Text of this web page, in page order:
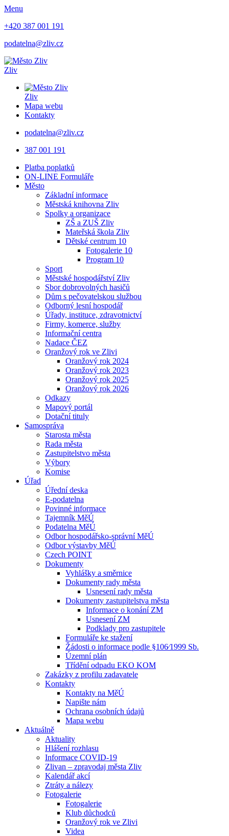
Menu
+420 387 001 191
podatelna@zliv.cz
Zliv
Zliv
Mapa webu
Kontakty
podatelna@zliv.cz
387 001 191
Platba poplatků
ON-LINE Formuláře
Město
Základní informace
Městská knihovna Zliv
Spolky a organizace
ZŠ a ZUŠ Zliv
Mateřská škola Zliv
Dětské centrum 10
Fotogalerie 10
Program 10
Sport
Městské hospodářství Zliv
Sbor dobrovolných hasičů
Dům s pečovatelskou službou
Odborný lesní hospodář
Úřady, instituce, zdravotnictví
Firmy, komerce, služby
Informační centra
Nadace ČEZ
Oranžový rok ve Zlivi
Oranžový rok 2024
Oranžový rok 2023
Oranžový rok 2025
Oranžový rok 2026
Odkazy
Mapový portál
Dotační tituly
Samospráva
Starosta města
Rada města
Zastupitelstvo města
Výbory
Komise
Úřad
Úřední deska
E-podatelna
Povinné informace
Tajemník MěÚ
Podatelna MěÚ
Odbor hospodářsko-správní MěÚ
Odbor výstavby MěÚ
Czech POINT
Dokumenty
Vyhlášky a směrnice
Dokumenty rady města
Usnesení rady města
Dokumenty zastupitelstva města
Informace o konání ZM
Usnesení ZM
Podklady pro zastupitele
Formuláře ke stažení
Žádosti o informace podle §106⁄1999 Sb.
Územní plán
Třídění odpadu EKO KOM
Zakázky z profilu zadavatele
Kontakty
Kontakty na MěÚ
Napište nám
Ochrana osobních údajů
Mapa webu
Aktuálně
Aktuality
Hlášení rozhlasu
Informace COVID-19
Zlivan – zpravodaj města Zliv
Kalendář akcí
Ztráty a nálezy
Fotogalerie
Fotogalerie
Klub důchodců
Oranžový rok ve Zlivi
Videa